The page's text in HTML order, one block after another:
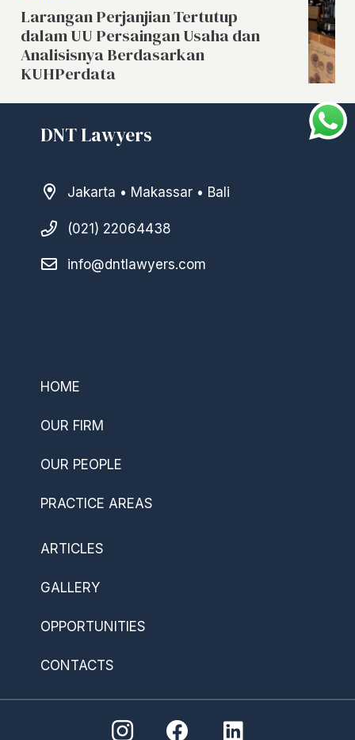
Larangan Perjanjian Tertutup
dalam UU Persaingan Usaha dan
Analisisnya Berdasarkan
KUHPerdata
DNT Lawyers
Jakarta • Makassar • Bali
(021) 22064438
info@dntlawyers.com
HOME
OUR FIRM
OUR PEOPLE
PRACTICE AREAS
ARTICLES
GALLERY
OPPORTUNITIES
CONTACTS